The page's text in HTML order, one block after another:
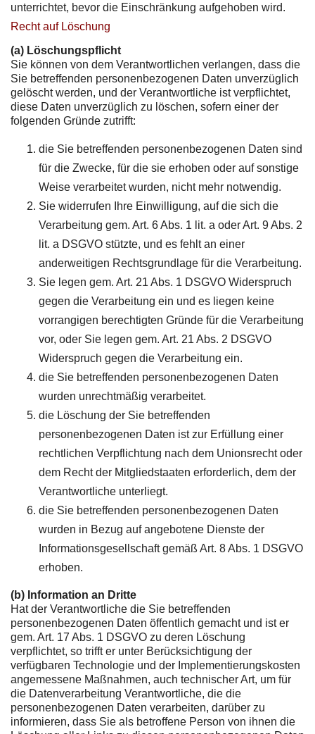
unterrichtet, bevor die Einschränkung aufgehoben wird.
Recht auf Löschung
(a) Löschungspflicht
Sie können von dem Verantwortlichen verlangen, dass die
Sie betreffenden personenbezogenen Daten unverzüglich
gelöscht werden, und der Verantwortliche ist verpflichtet,
diese Daten unverzüglich zu löschen, sofern einer der
folgenden Gründe zutrifft:
die Sie betreffenden personenbezogenen Daten sind
für die Zwecke, für die sie erhoben oder auf sonstige
Weise verarbeitet wurden, nicht mehr notwendig.
Sie widerrufen Ihre Einwilligung, auf die sich die
Verarbeitung gem. Art. 6 Abs. 1 lit. a oder Art. 9 Abs. 2
lit. a DSGVO stützte, und es fehlt an einer
anderweitigen Rechtsgrundlage für die Verarbeitung.
Sie legen gem. Art. 21 Abs. 1 DSGVO Widerspruch
gegen die Verarbeitung ein und es liegen keine
vorrangigen berechtigten Gründe für die Verarbeitung
vor, oder Sie legen gem. Art. 21 Abs. 2 DSGVO
Widerspruch gegen die Verarbeitung ein.
die Sie betreffenden personenbezogenen Daten
wurden unrechtmäßig verarbeitet.
die Löschung der Sie betreffenden
personenbezogenen Daten ist zur Erfüllung einer
rechtlichen Verpflichtung nach dem Unionsrecht oder
dem Recht der Mitgliedstaaten erforderlich, dem der
Verantwortliche unterliegt.
die Sie betreffenden personenbezogenen Daten
wurden in Bezug auf angebotene Dienste der
Informationsgesellschaft gemäß Art. 8 Abs. 1 DSGVO
erhoben.
(b) Information an Dritte
Hat der Verantwortliche die Sie betreffenden
personenbezogenen Daten öffentlich gemacht und ist er
gem. Art. 17 Abs. 1 DSGVO zu deren Löschung
verpflichtet, so trifft er unter Berücksichtigung der
verfügbaren Technologie und der Implementierungskosten
angemessene Maßnahmen, auch technischer Art, um für
die Datenverarbeitung Verantwortliche, die die
personenbezogenen Daten verarbeiten, darüber zu
informieren, dass Sie als betroffene Person von ihnen die